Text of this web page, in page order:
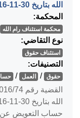
الله بتاريخ ‎2016-11-30‏
المحكمة:
محكمة استئناف رام الله
نوع التقاضي:
استئناف حقوق
التصنيفات:
حقوق / العمل /